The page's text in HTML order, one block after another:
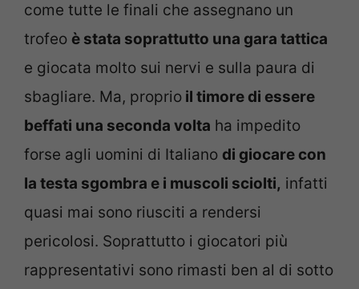
come tutte le finali che assegnano un
trofeo è stata soprattutto una gara tattica
e giocata molto sui nervi e sulla paura di
sbagliare. Ma, proprio il timore di essere
beffati una seconda volta ha impedito
forse agli uomini di Italiano di giocare con
la testa sgombra e i muscoli sciolti, infatti
quasi mai sono riusciti a rendersi
pericolosi. Soprattutto i giocatori più
rappresentativi sono rimasti ben al di sotto